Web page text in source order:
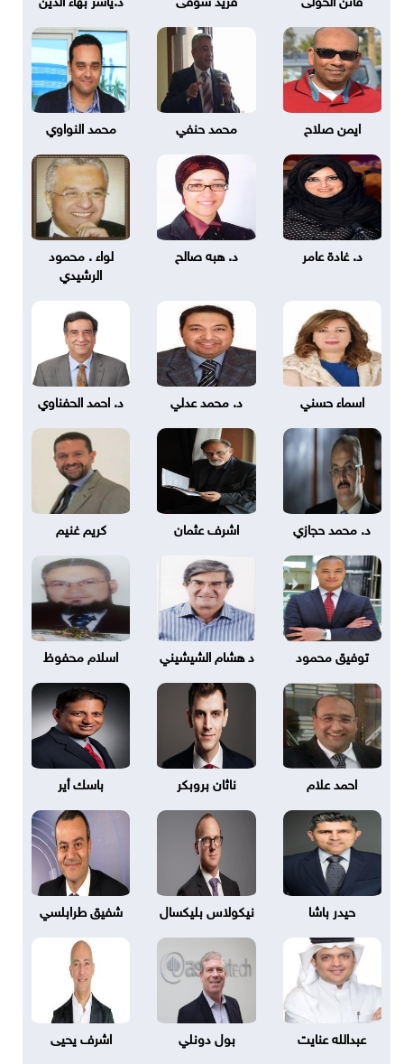
ايمن صلاح محمد حنفي محمد النواوي
د. غادة عامر د. هبه صالح
لواء . محمود
الرشيدي
اسماء حسني د. محمد عدلي د. احمد الحفناوي
د. محمد حجازي اشرف عثمان كريم غنيم
توفيق محمود د هشام الشيشيني اسلام محفوظ
احمد علام ناثان بروبكر باسك أير
حيدر باشا نيكولاس بليكسال شفيق طرابلسي
عبدالله عنايت بول دونلي اشرف يحيى